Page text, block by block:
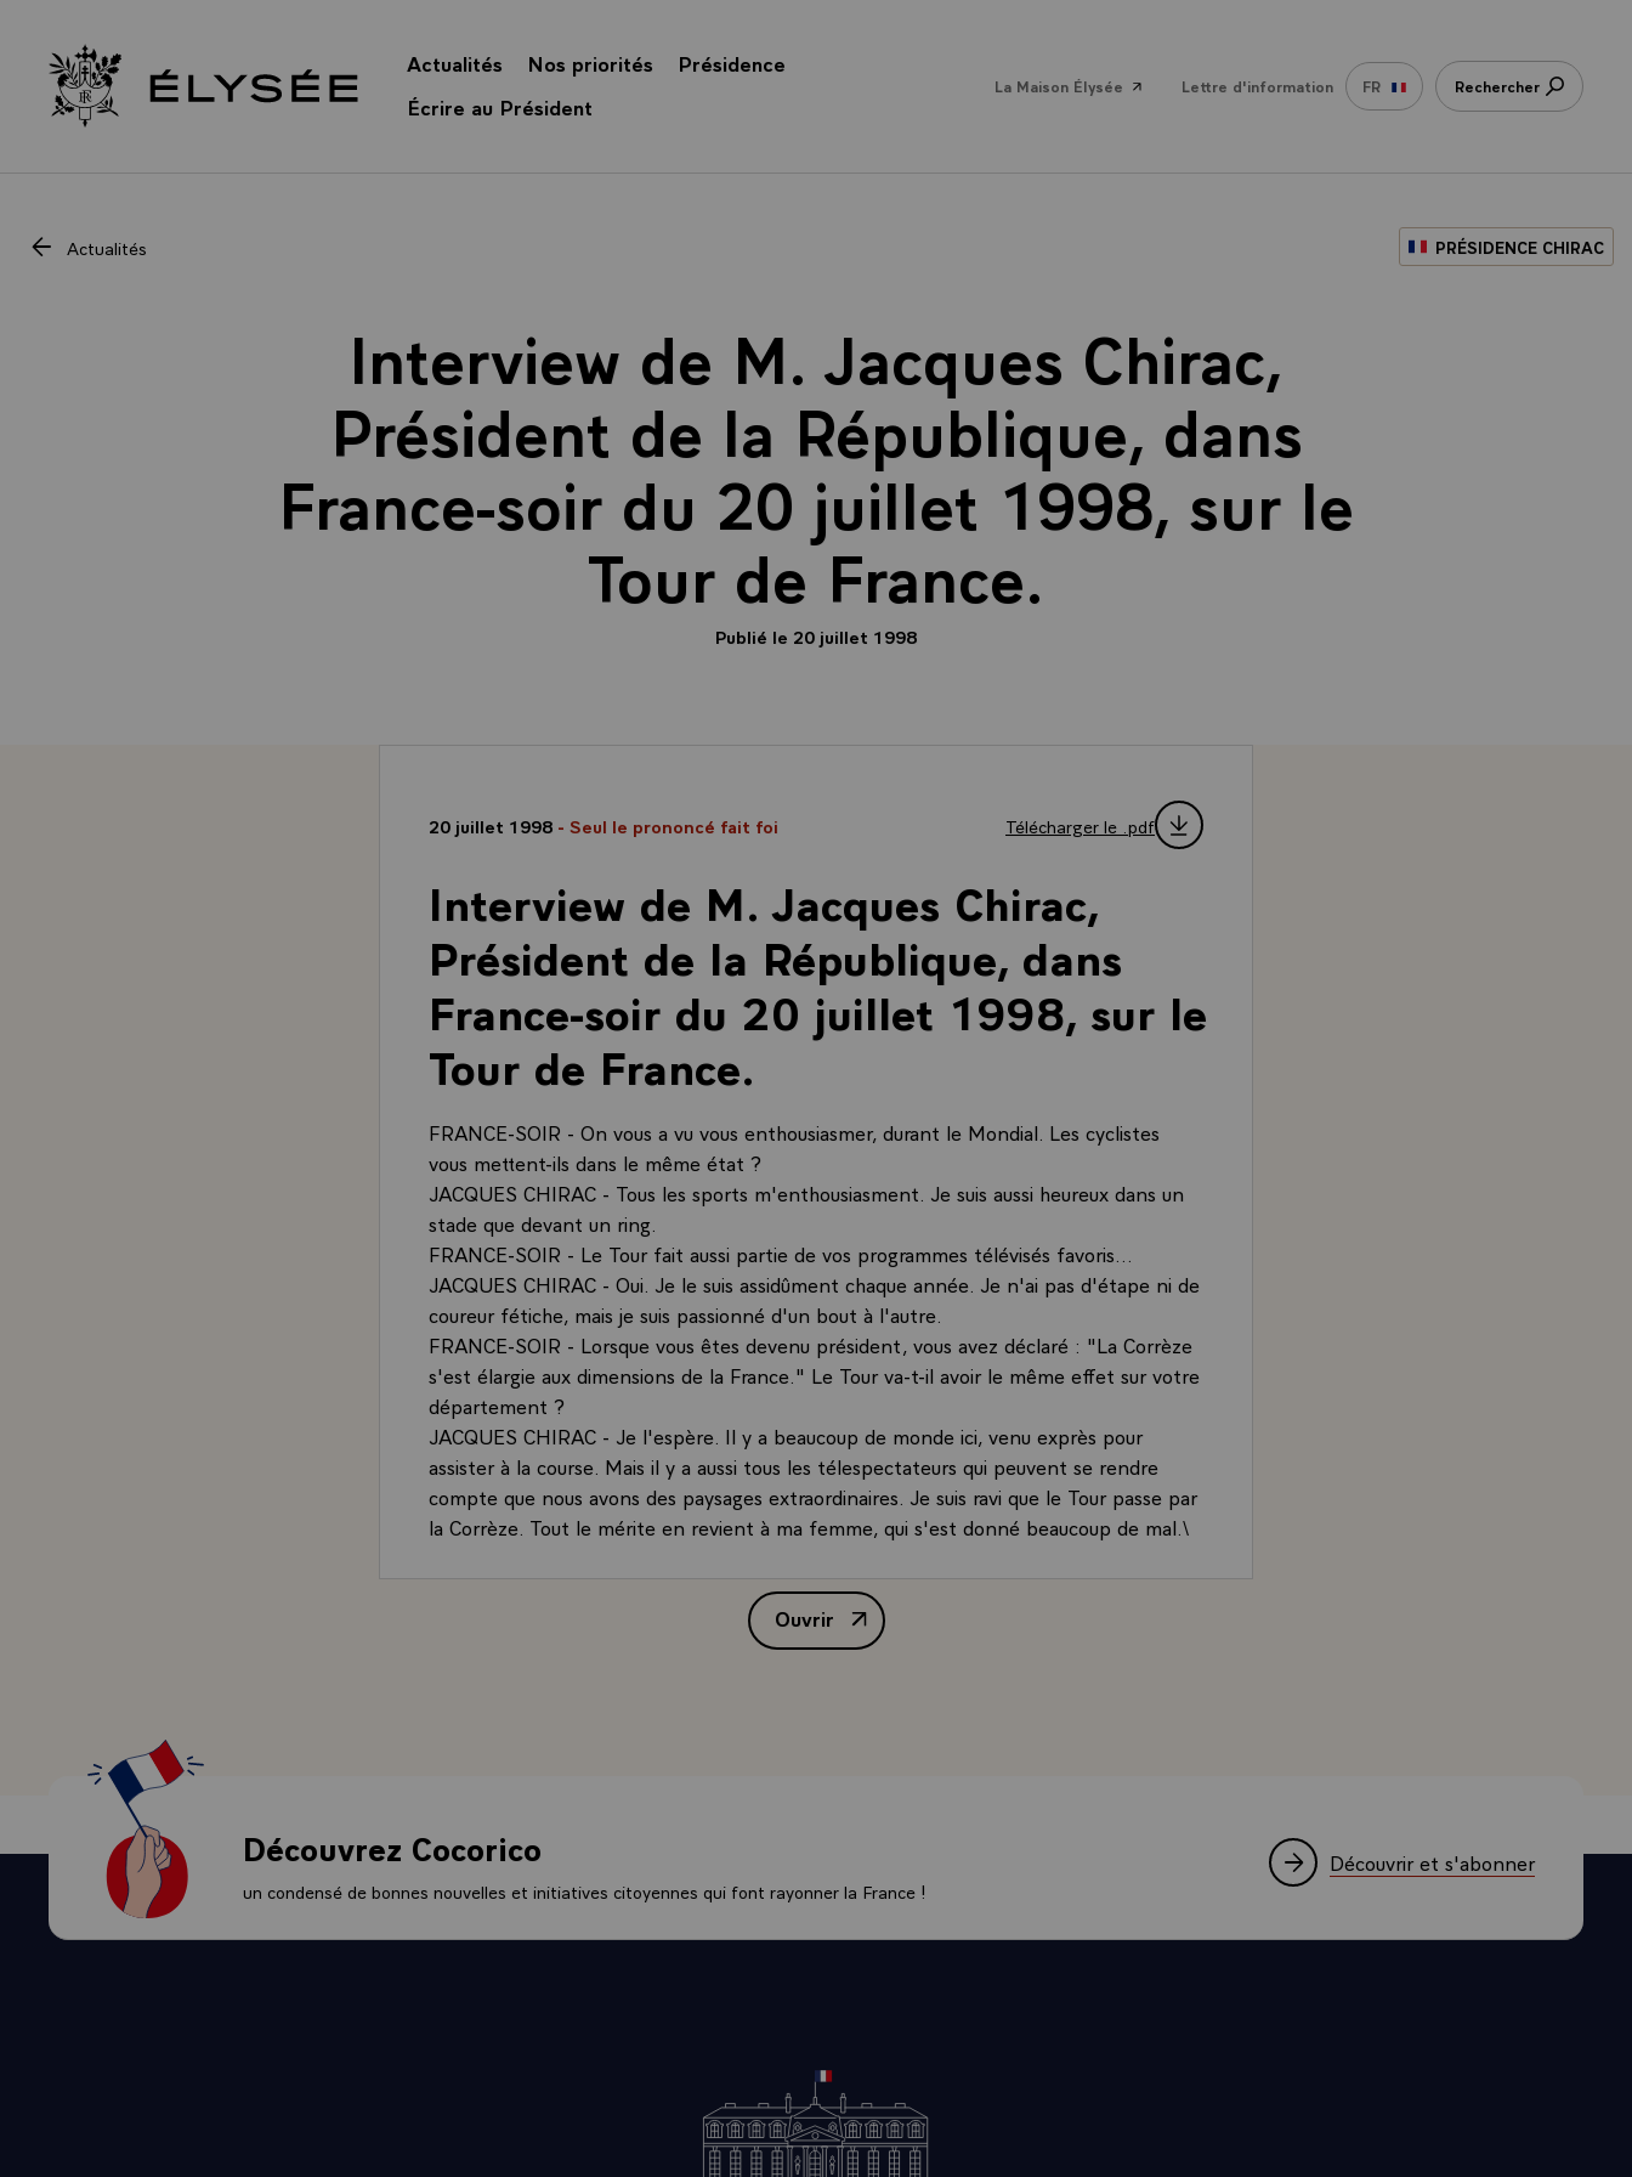
Retour à l’accueil Élysée
Actualités Nos priorités
Présidence
Écrire au Président
La Maison Élysée Lettre d'information FR Rechercher
Actualités PRÉSIDENCE CHIRAC
Interview de M. Jacques Chirac,
Président de la République, dans
France-soir du 20 juillet 1998, sur le
Tour de France.
Publié le 20 juillet 1998
20 juillet 1998 - Seul le prononcé fait foi Télécharger le .pdf
Interview de M. Jacques Chirac,
Président de la République, dans
France-soir du 20 juillet 1998, sur le
Tour de France.
FRANCE-SOIR - On vous a vu vous enthousiasmer, durant le Mondial. Les cyclistes
vous mettent-ils dans le même état ?
JACQUES CHIRAC - Tous les sports m'enthousiasment. Je suis aussi heureux dans un
stade que devant un ring.
FRANCE-SOIR - Le Tour fait aussi partie de vos programmes télévisés favoris...
JACQUES CHIRAC - Oui. Je le suis assidûment chaque année. Je n'ai pas d'étape ni de
coureur fétiche, mais je suis passionné d'un bout à l'autre.
FRANCE-SOIR - Lorsque vous êtes devenu président, vous avez déclaré : "La Corrèze
s'est élargie aux dimensions de la France." Le Tour va-t-il avoir le même effet sur votre
département ?
JACQUES CHIRAC - Je l'espère. Il y a beaucoup de monde ici, venu exprès pour
assister à la course. Mais il y a aussi tous les télespectateurs qui peuvent se rendre
compte que nous avons des paysages extraordinaires. Je suis ravi que le Tour passe par
la Corrèze. Tout le mérite en revient à ma femme, qui s'est donné beaucoup de mal.\
Ouvrir
Interview de M. Jacques Chirac, Président de la République, dans France-soir du 20
Découvrez Cocorico
un condensé de bonnes nouvelles et initiatives citoyennes qui font rayonner la France !
Découvrir et s'abonner